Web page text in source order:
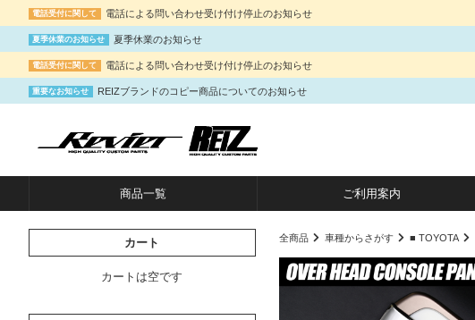
電話受付に関して 電話による問い合わせ受け付け停止のお知らせ
夏季休業のお知らせ 夏季休業のお知らせ
電話受付に関して 電話による問い合わせ受け付け停止のお知らせ
重要なお知らせ REIZブランドのコピー商品についてのお知らせ
商品一覧 ご利用案内
全商品 車種からさがす ■ TOYOTA
カート
カートは空です